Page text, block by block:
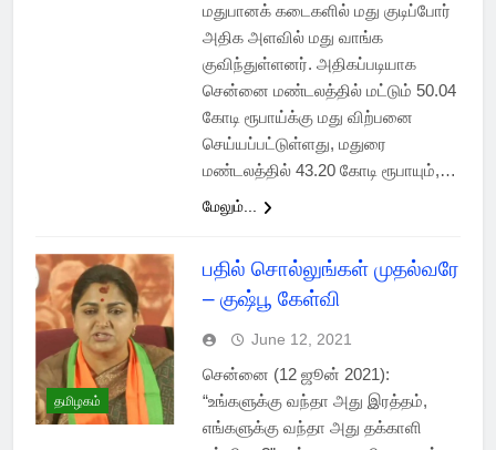
மதுபானக் கடைகளில் மது குடிப்போர்
அதிக அளவில் மது வாங்க
குவிந்துள்ளனர். அதிகப்படியாக
சென்னை மண்டலத்தில் மட்டும் 50.04
கோடி ரூபாய்க்கு மது விற்பனை
செய்யப்பட்டுள்ளது, மதுரை
மண்டலத்தில் 43.20 கோடி ரூபாயும்,…
மேலும்...
தமிழகம்
பதில் சொல்லுங்கள் முதல்வரே
– குஷ்பூ கேள்வி
June 12, 2021
சென்னை (12 ஜூன் 2021):
“உங்களுக்கு வந்தா அது இரத்தம்,
எங்களுக்கு வந்தா அது தக்காளி